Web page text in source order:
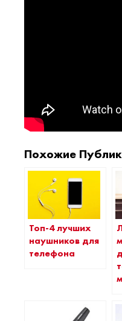
Похожие
Топ-4 лучших
наушников для
телефона